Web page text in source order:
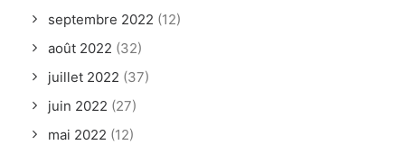
septembre 2022 (12)
août 2022 (32)
juillet 2022 (37)
juin 2022 (27)
mai 2022 (12)